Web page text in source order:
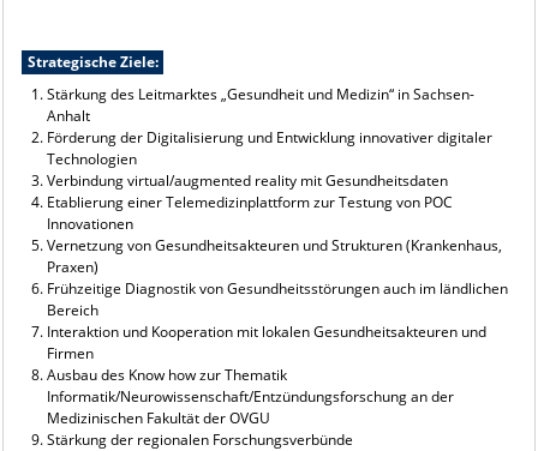
Strategische Ziele:
Stärkung des Leitmarktes „Gesundheit und Medizin“ in Sachsen-
Anhalt
Förderung der Digitalisierung und Entwicklung innovativer digitaler
Technologien
Verbindung virtual/augmented reality mit Gesundheitsdaten
Etablierung einer Telemedizinplattform zur Testung von POC
Innovationen
Vernetzung von Gesundheitsakteuren und Strukturen (Krankenhaus,
Praxen)
Frühzeitige Diagnostik von Gesundheitsstörungen auch im ländlichen
Bereich
Interaktion und Kooperation mit lokalen Gesundheitsakteuren und
Firmen
Ausbau des Know how zur Thematik
Informatik/Neurowissenschaft/Entzündungsforschung an der
Medizinischen Fakultät der OVGU
Stärkung der regionalen Forschungsverbünde